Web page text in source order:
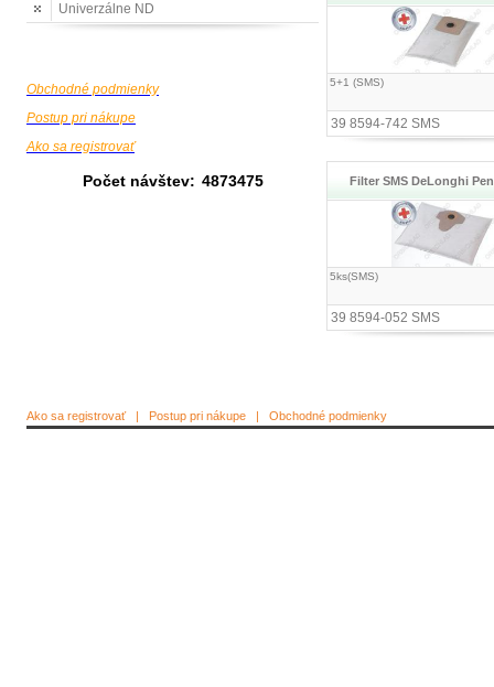
Univerzálne ND
Obchodné podmienky
Postup pri nákupe
Ako sa registrovať
Počet návštev: 4873475
5+1 (SMS)
39 8594-742 SMS
Filter SMS DeLonghi
5ks(SMS)
39 8594-052 SMS
Ako sa registrovať| Postup pri nákupe | Obchodné podmienky